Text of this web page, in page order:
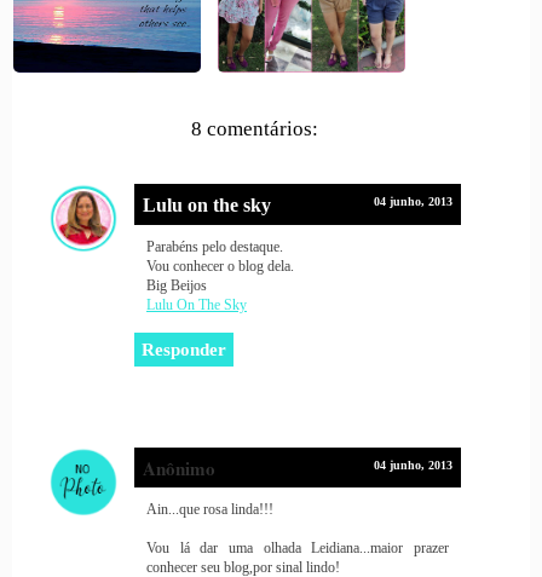
8 comentários:
Lulu on the sky 04 junho, 2013
Parabéns pelo destaque.
Vou conhecer o blog dela.
Big Beijos
Lulu On The Sky
Responder
Anônimo 04 junho, 2013
Ain...que rosa linda!!!
Vou lá dar uma olhada Leidiana...maior prazer
conhecer seu blog,por sinal lindo!